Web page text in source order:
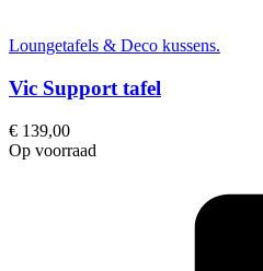
Loungetafels & Deco kussens.
Vic Support tafel
€ 139,00
Op voorraad